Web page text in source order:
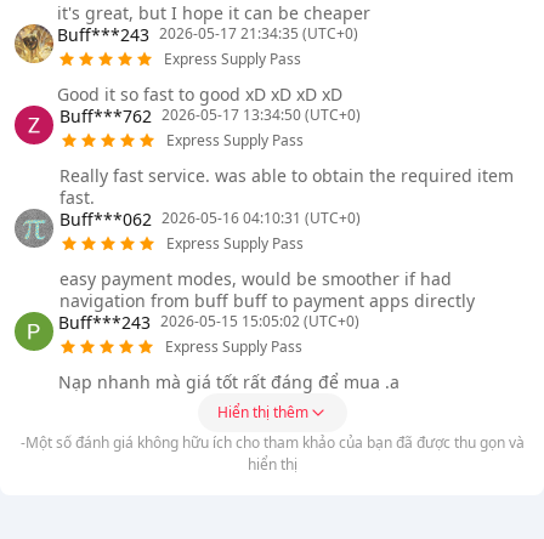
it's great, but I hope it can be cheaper
Buff***243 2026-05-17 21:34:35 (UTC+0)
Express Supply Pass
Good it so fast to good xD xD xD xD
Buff***762 2026-05-17 13:34:50 (UTC+0)
Express Supply Pass
Really fast service. was able to obtain the required item
fast.
Buff***062 2026-05-16 04:10:31 (UTC+0)
Express Supply Pass
easy payment modes, would be smoother if had
navigation from buff buff to payment apps directly
Buff***243 2026-05-15 15:05:02 (UTC+0)
Express Supply Pass
Nạp nhanh mà giá tốt rất đáng để mua .a
Hiển thị thêm
-Một số đánh giá không hữu ích cho tham khảo của bạn đã được thu gọn và
hiển thị